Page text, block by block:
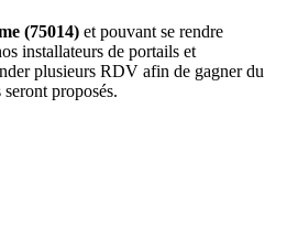
(75014) et pouvant se rendre
installateurs de portails et
plusieurs RDV afin de gagner du
proposés.